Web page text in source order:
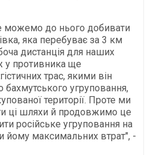
можемо до нього добивати
яка перебуває за 3 км
дистанція для наших
у противника ще
трас, якими він
бахмутського угруповання,
території. Проте ми
ці шляхи й продовжимо це
російське угруповання на
йому максимальних втрат", -